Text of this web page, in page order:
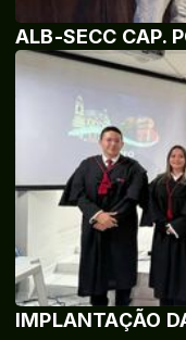
ALB-SECC CAP.
IMPLANTAÇÃO